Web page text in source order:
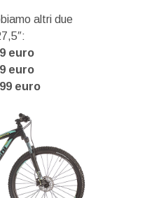
altri due
euro
euro
euro